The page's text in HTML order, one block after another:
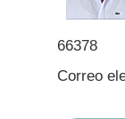
66378
Correo